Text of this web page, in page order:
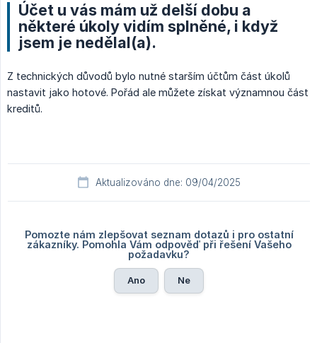
Účet u vás mám už delší dobu a
některé úkoly vidím splněné, i když
jsem je nedělal(a).
Z technických důvodů bylo nutné starším účtům část úkolů
nastavit jako hotové. Pořád ale můžete získat významnou část
kreditů.
Aktualizováno dne: 09/04/2025
Pomozte nám zlepšovat seznam dotazů i pro ostatní
zákazníky. Pomohla Vám odpověď při řešení Vašeho
požadavku?
Ano Ne